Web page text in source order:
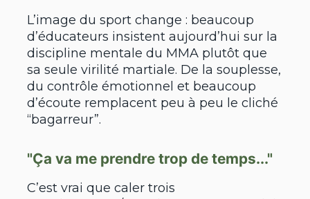
L’image du sport change : beaucoup
d’éducateurs insistent aujourd’hui sur la
discipline mentale du MMA plutôt que
sa seule virilité martiale. De la souplesse,
du contrôle émotionnel et beaucoup
d’écoute remplacent peu à peu le cliché
“bagarreur”.
"Ça va me prendre trop de temps..."
C’est vrai que caler trois